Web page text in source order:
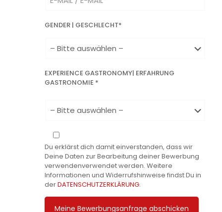
GENDER | GESCHLECHT*
EXPERIENCE GASTRONOMY| ERFAHRUNG
GASTRONOMIE *
Du erklärst dich damit einverstanden, dass wir
Deine Daten zur Bearbeitung deiner Bewerbung
verwendenverwendet werden. Weitere
Informationen und Widerrufshinweise findst Du in
derDATENSCHUTZERKLÄRUNG.